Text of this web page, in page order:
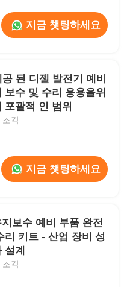
지금 챗팅하세요
된 디젤 발전기 예비
보수 및 수리 응용을위
포괄적 인 범위
조각
지금 챗팅하세요
보수 예비 부품 완전
리 키트 - 산업 장비 성
설계
조각